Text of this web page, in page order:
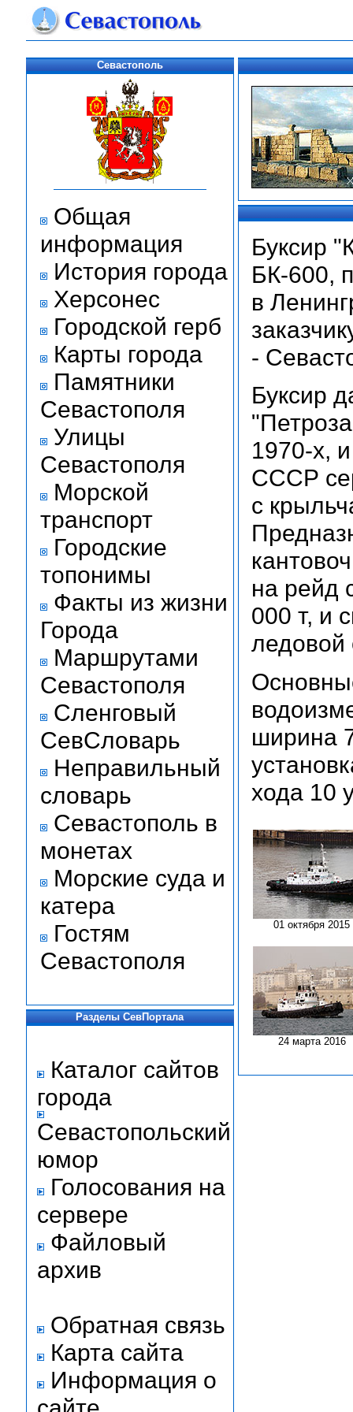
Севастополь
Общая
информация
История города
Херсонес
Городской герб
Карты города
Памятники
Севастополя
Улицы
Севастополя
Морской
транспорт
Городские
топонимы
Факты из жизни
Города
Маршрутами
Севастополя
Сленговый
СевСловарь
Неправильный
словарь
Севастополь в
монетах
Морские суда и
катера
Гостям
Севастополя
Разделы СевПортала
Каталог сайтов
города
Севастопольский
юмор
Голосования на
сервере
Файловый
архив
Обратная связь
Карта сайта
Информация о
Буксир
БК-600,
в
-
Буксир
1970-х,
СССР
с
на рейд
000 т, и
ледовой
ширина
хода 10
01 октября 2015
24 марта 2016